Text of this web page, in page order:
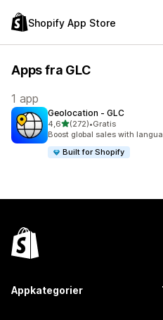
Shopify App Store
Apps fra GLC
1 app
Geolocation ‑ GLC
4,6ud af 5 stjerner
(272)
272 anmeldelser i alt
•Gratis
Boost global sales with
Built for Shopify
Appkategorier